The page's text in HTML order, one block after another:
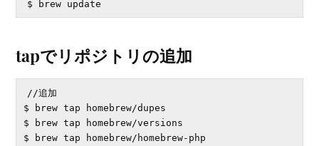
tapでリポジトリの追加
//追加
$ brew tap homebrew/dupes
$ brew tap homebrew/versions
$ brew tap homebrew/homebrew-php